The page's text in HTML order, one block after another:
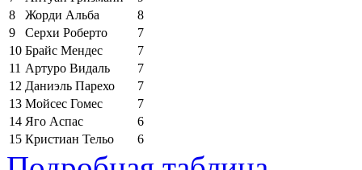
8
Жорди Альба
8
9
Серхи Роберто
7
10 Брайс Мендес
7
11 Артуро Видаль
7
12 Даниэль Парехо
7
13 Мойсес Гомес
7
14 Яго Аспас
6
15 Кристиан Тельо 6